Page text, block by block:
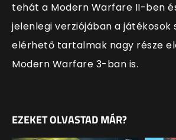
tehát a Modern Warfare II-ben
jelenlegi verziójában a játékosok
elérhető tartalmak nagy része
Modern Warfare 3-ban is.
EZEKET OLVASTAD MÁR?